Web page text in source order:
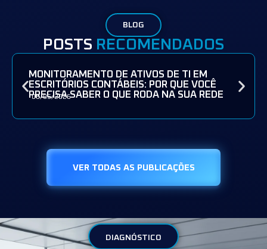
BLOG
POSTS RECOMENDADOS
MONITORAMENTO DE ATIVOS DE TI EM
ESCRITÓRIOS CONTÁBEIS: POR QUE VOCÊ
PRECISA SABER O QUE RODA NA SUA REDE
08/05/2026
VER TODAS AS PUBLICAÇÕES
DIAGNÓSTICO